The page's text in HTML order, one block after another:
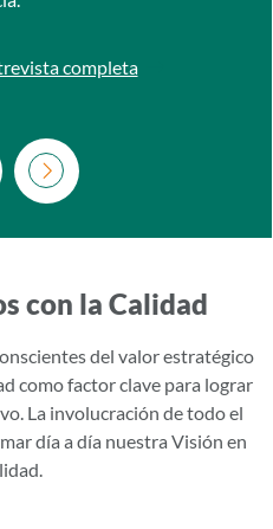
completa
›
con la Calidad
del valor estratégico
como factor clave para lograr
La involucración de todo el
día a día nuestra Visión en